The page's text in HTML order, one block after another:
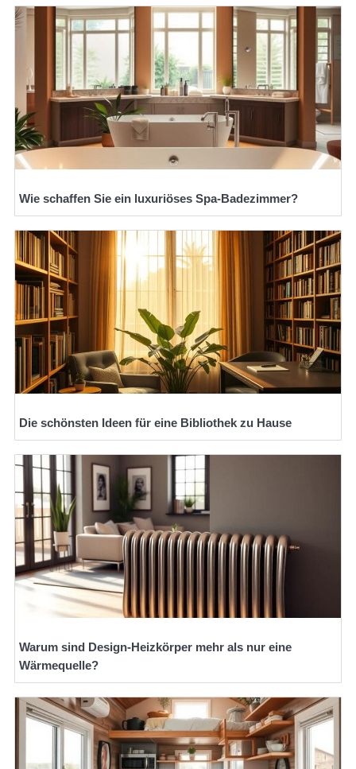
Wie schaffen Sie ein luxuriöses Spa-Badezimmer?
Die schönsten Ideen für eine Bibliothek zu Hause
Warum sind Design-Heizkörper mehr als nur eine
Wärmequelle?